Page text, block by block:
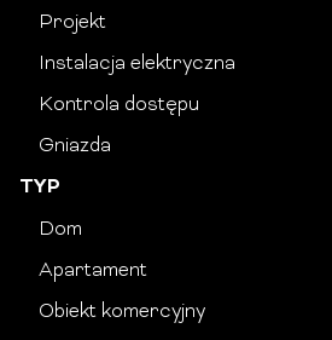
Projekt
Instalacja elektryczna
Kontrola dostępu
Gniazda
TYP
Dom
Apartament
Obiekt komercyjny